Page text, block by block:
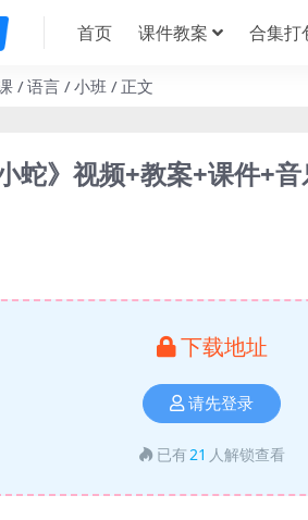
首页 课件教案 合集打
语言 小班 正文
蛇》视频+教案+课件+
下载地址
请先登录
已有21 人解锁查看